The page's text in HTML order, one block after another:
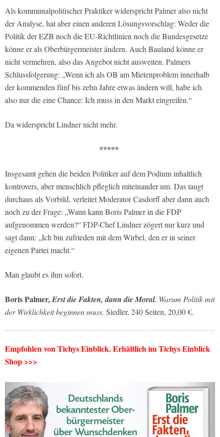
Als kommunalpolitischer Praktiker widerspricht Palmer also nicht
der Analyse, hat aber einen anderen Lösungsvorschlag: Weder die
Politik der EZB noch die EU-Richtlinien noch die Bundesgesetze
könne er als Oberbürgermeister ändern. Auch Bauland könne er
nicht vermehren, also das Angebot nicht ausweiten. Palmers
Schlussfolgerung: „Wenn ich als OB am Mietenproblem innerhalb
der kommenden fünf bis zehn Jahre etwas ändern will, habe ich
also nur die eine Chance: Ich muss in den Markt eingreifen.“
Da widerspricht Lindner nicht mehr.
*****
Insgesamt gehen die beiden Politiker auf dem Podium inhaltlich
kontrovers, aber menschlich pfleglich miteinander um. Das taugt
durchaus als Vorbild, verleitet Moderator Casdorff aber dann auch
noch zu der Frage: „Wann kann Boris Palmer in die FDP
aufgenommen werden?“ FDP-Chef Lindner zögert nur kurz und
sagt dann: „Ich bin zufrieden mit dem Wirbel, den er in seiner
eigenen Partei macht.“
Man glaubt es ihm sofort.
Boris Palmer,Erst die Fakten, dann die Moral. Warum Politik mit
der Wirklichkeit beginnen muss. Siedler, 240 Seiten, 20,00 €.
Empfohlen von Tichys Einblick. Erhältlich im Tichys Einblick
Shop >>>